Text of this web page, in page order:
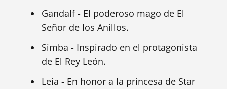
Gandalf - El poderoso mago de El
Señor de los Anillos.
Simba - Inspirado en el protagonista
de El Rey León.
Leia - En honor a la princesa de Star